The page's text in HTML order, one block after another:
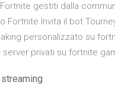
gestiti dalla
Fortnite Invita il bot
personalizzato su
privati su fortnite